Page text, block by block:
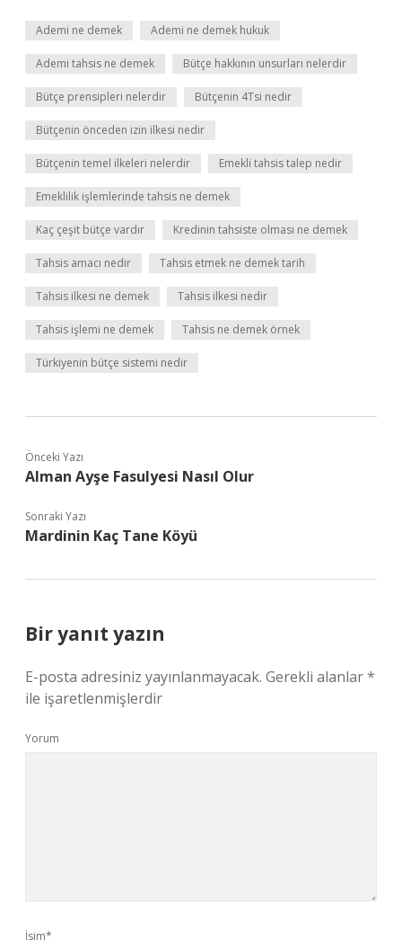
Ademi ne demek Ademi ne demek hukuk
Ademi tahsis ne demek Bütçe hakkının unsurları nelerdir
Bütçe prensipleri nelerdir Bütçenin 4Tsi nedir
Bütçenin önceden izin ilkesi nedir
Bütçenin temel ilkeleri nelerdir Emekli tahsis talep nedir
Emeklilik işlemlerinde tahsis ne demek
Kaç çeşit bütçe vardır Kredinin tahsiste olması ne demek
Tahsis amacı nedir Tahsis etmek ne demek tarih
Tahsis ilkesi ne demek Tahsis ilkesi nedir
Tahsis işlemi ne demek Tahsis ne demek örnek
Türkiyenin bütçe sistemi nedir
Önceki Yazı
Alman Ayşe Fasulyesi Nasıl Olur
Sonraki Yazı
Mardinin Kaç Tane Köyü
Bir yanıt yazın
E-posta adresiniz yayınlanmayacak. Gerekli alanlar*
ile işaretlenmişlerdir
Yorum
İsim*